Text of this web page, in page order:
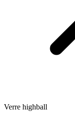
Verre highball